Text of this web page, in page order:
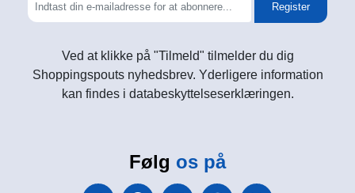
Register
Ved at klikke på "Tilmeld" tilmelder du dig
Shoppingspouts nyhedsbrev. Yderligere information
kan findes i databeskyttelseserklæringen.
Følg os på